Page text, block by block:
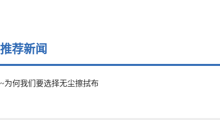
推荐新闻
~为何我们要选择无尘擦拭布